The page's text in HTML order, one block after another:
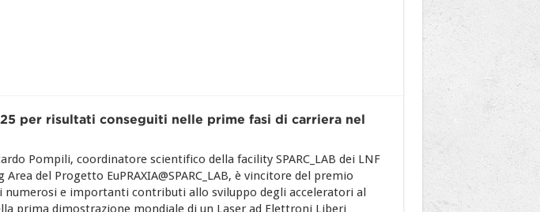
per risultati conseguiti nelle prime fasi di carriera nel
Pompili, coordinatore scientifico della facility SPARC_LAB dei LNF
del Progetto EuPRAXIA@SPARC_LAB, è vincitore del premio
numerosi e importanti contributi allo sviluppo degli acceleratori al
prima dimostrazione mondiale di un Laser ad Elettroni Liberi